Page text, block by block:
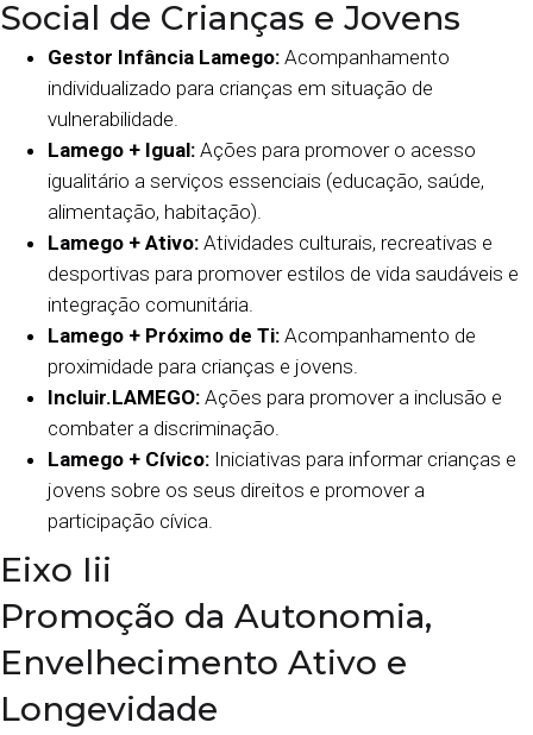
Social de Crianças e Jovens
Gestor Infância Lamego: Acompanhamento
individualizado para crianças em situação de
vulnerabilidade.
Lamego + Igual: Ações para promover o acesso
igualitário a serviços essenciais (educação, saúde,
alimentação, habitação).
Lamego + Ativo: Atividades culturais, recreativas e
desportivas para promover estilos de vida saudáveis e
integração comunitária.
Lamego + Próximo de Ti: Acompanhamento de
proximidade para crianças e jovens.
Incluir.LAMEGO: Ações para promover a inclusão e
combater a discriminação.
Lamego + Cívico: Iniciativas para informar crianças e
jovens sobre os seus direitos e promover a
participação cívica.
Eixo Iii
Promoção da Autonomia,
Envelhecimento Ativo e
Longevidade